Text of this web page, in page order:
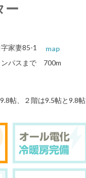
ー
字家妻85-1 map
ンパスまで 700m
帖、２階は9.5帖と9.8帖